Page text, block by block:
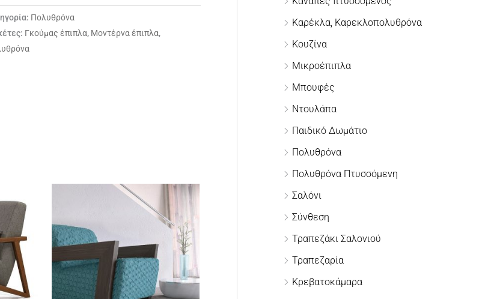
Πολυθρόνα
Γκούμας έπιπλα, Μοντέρνα έπιπλα,
Καρέκλα, Καρεκλοπολυθρόνα
Κουζίνα
Μικροέπιπλα
Μπουφές
Ντουλάπα
Παιδικό Δωμάτιο
Πολυθρόνα
Πολυθρόνα Πτυσσόμενη
Σαλόνι
Σύνθεση
Τραπεζάκι Σαλονιού
Τραπεζαρία
Κρεβατοκάμαρα